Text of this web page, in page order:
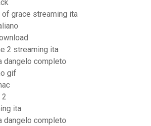
grace streaming ita
2 streaming ita
dangelo completo
gif
2
ita
dangelo completo